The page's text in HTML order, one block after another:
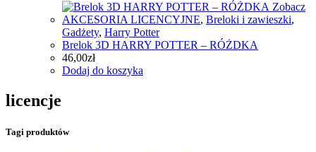
Zobacz
AKCESORIA LICENCYJNE, Breloki i zawieszki,
Gadżety, Harry Potter
Brelok 3D HARRY POTTER – RÓŻDKA
46,00zł
Dodaj do koszyka
licencje
Tagi produktów